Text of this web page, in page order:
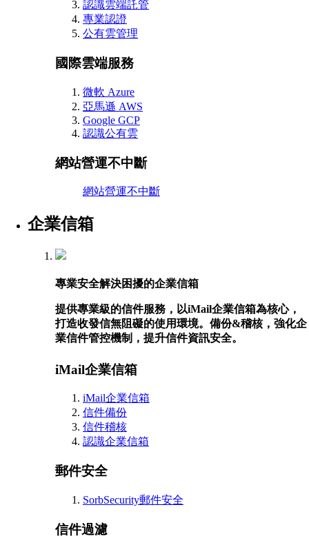
認識雲端託管
專業認證
公有雲管理
國際雲端服務
微軟 Azure
亞馬遜 AWS
Google GCP
認識公有雲
網站營運不中斷
網站營運不中斷
企業信箱
專業安全解決困擾的企業信箱
提供專業級的信件服務，以iMail企業信箱為核心，
打造收發信無阻礙的使用環境。備份&稽核，強化企
業信件管控機制，提升信件資訊安全。
iMail企業信箱
iMail企業信箱
信件備份
信件稽核
認識企業信箱
郵件安全
SorbSecurity郵件安全
信件過濾